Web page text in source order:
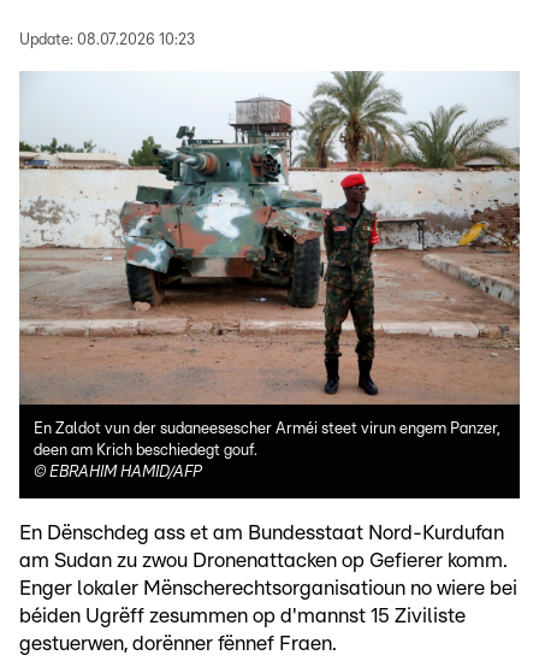
Update: 08.07.2026 10:23
En Zaldot vun der sudaneesescher Arméi steet virun engem Panzer,
deen am Krich beschiedegt gouf.
© EBRAHIM HAMID/AFP
En Dënschdeg ass et am Bundesstaat Nord-Kurdufan
am Sudan zu zwou Dronenattacken op Gefierer komm.
Enger lokaler Mënscherechtsorganisatioun no wiere bei
béiden Ugrëff zesummen op d'mannst 15 Ziviliste
gestuerwen, dorënner fënnef Fraen.